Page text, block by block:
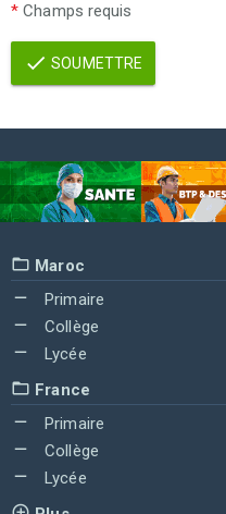
* Champs requis
SOUMETTRE
Maroc
Primaire
Collège
Lycée
France
Primaire
Collège
Lycée